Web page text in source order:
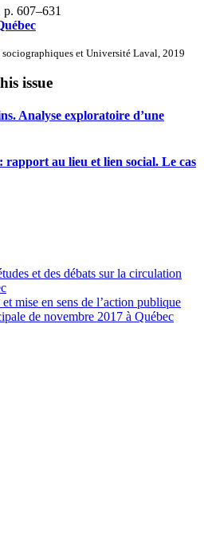
p. 607–631
et Université Laval, 2019
issue
Analyse exploratoire d’une
au lieu et lien social. Le cas
et des débats sur la circulation
mise en sens de l’action publique
de novembre 2017 à Québec